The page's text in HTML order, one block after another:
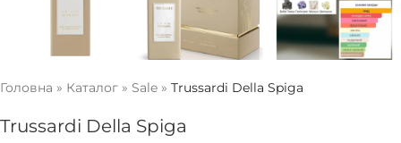
Головна » Каталог » Sale » Trussardi Della Spiga
Trussardi Della Spiga